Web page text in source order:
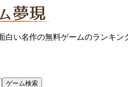
白い名作の無料ゲームのランキン